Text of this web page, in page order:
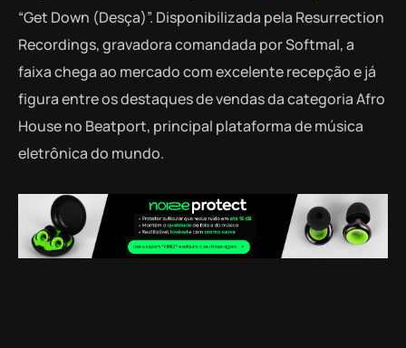
“Get Down (Desça)”. Disponibilizada pela Resurrection
Recordings, gravadora comandada por Softmal, a
faixa chega ao mercado com excelente recepção e já
figura entre os destaques de vendas da categoria Afro
House no Beatport, principal plataforma de música
eletrônica do mundo.